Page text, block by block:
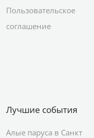
Пользовательское
соглашение
Лучшие события
Алые паруса в Санкт